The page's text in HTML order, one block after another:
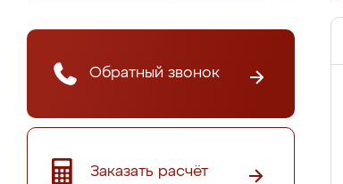
Обратный звонок
Заказать расчёт